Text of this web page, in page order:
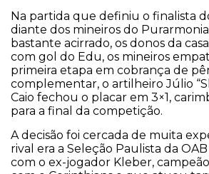
Na partida que definiu o finalista
diante dos mineiros do
bastante acirrado, os donos da
com gol do Edu, os mineiros
primeira etapa em cobrança de
complementar, o artilheiro Júlio
Caio fechou o placar em 3×1,
para a final da competição.
A decisão foi cercada de muita
rival era a Seleção Paulista da
com o ex-jogador Kleber,